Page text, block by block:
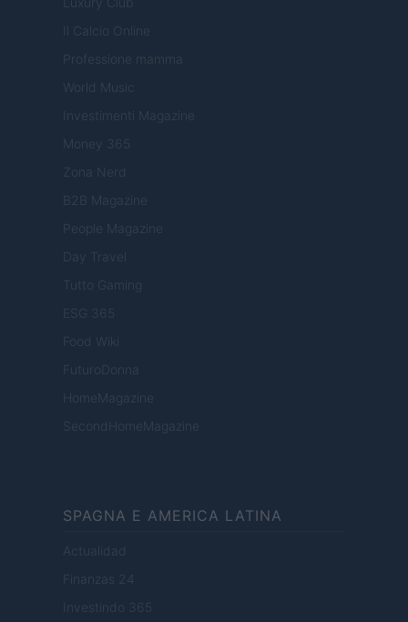
Il Calcio Online
Professione mamma
World Music
Investimenti Magazine
Money 365
Zona Nerd
B2B Magazine
People Magazine
Day Travel
Tutto Gaming
ESG 365
Food Wiki
FuturoDonna
HomeMagazine
SecondHomeMagazine
SPAGNA E AMERICA LATINA
Actualidad
Finanzas 24
Investindo 365